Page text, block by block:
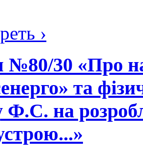
›
№80/30 «Про
та
на